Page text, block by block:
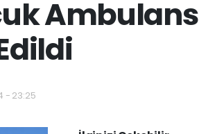
Ambulans
- 23:25